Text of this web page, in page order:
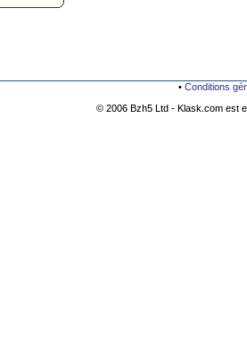
• Conditions
© 2006 Bzh5 Ltd - Klask.com est